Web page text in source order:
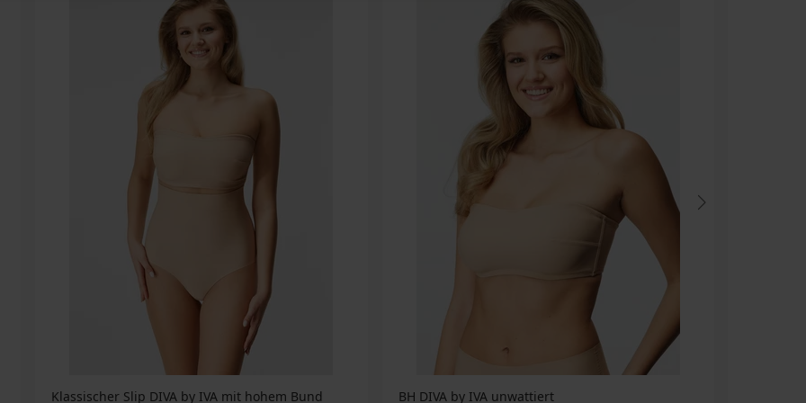
Klassischer Slip DIVA by IVA mit hohem Bund
BH DIVA by IVA unwattiert